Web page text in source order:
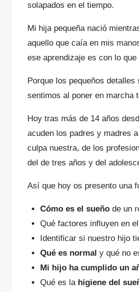
solapados en el tiempo.
Mi hija pequeña nació
aquello que caía en mis
ese aprendizaje es con lo que
Porque los pequeños
sentimos al poner en marcha
Hoy tras más de 14 años
acuden los padres y madres
culpa nuestra, de los
del de tres años y del
Así que hoy os presento una
Cómo es el sueñode un
Qué factores influyen en
Identificar si nuestro hijo
Qué es normal y qué no
Mi hijo ha cumplido un
Qué es la higiene del